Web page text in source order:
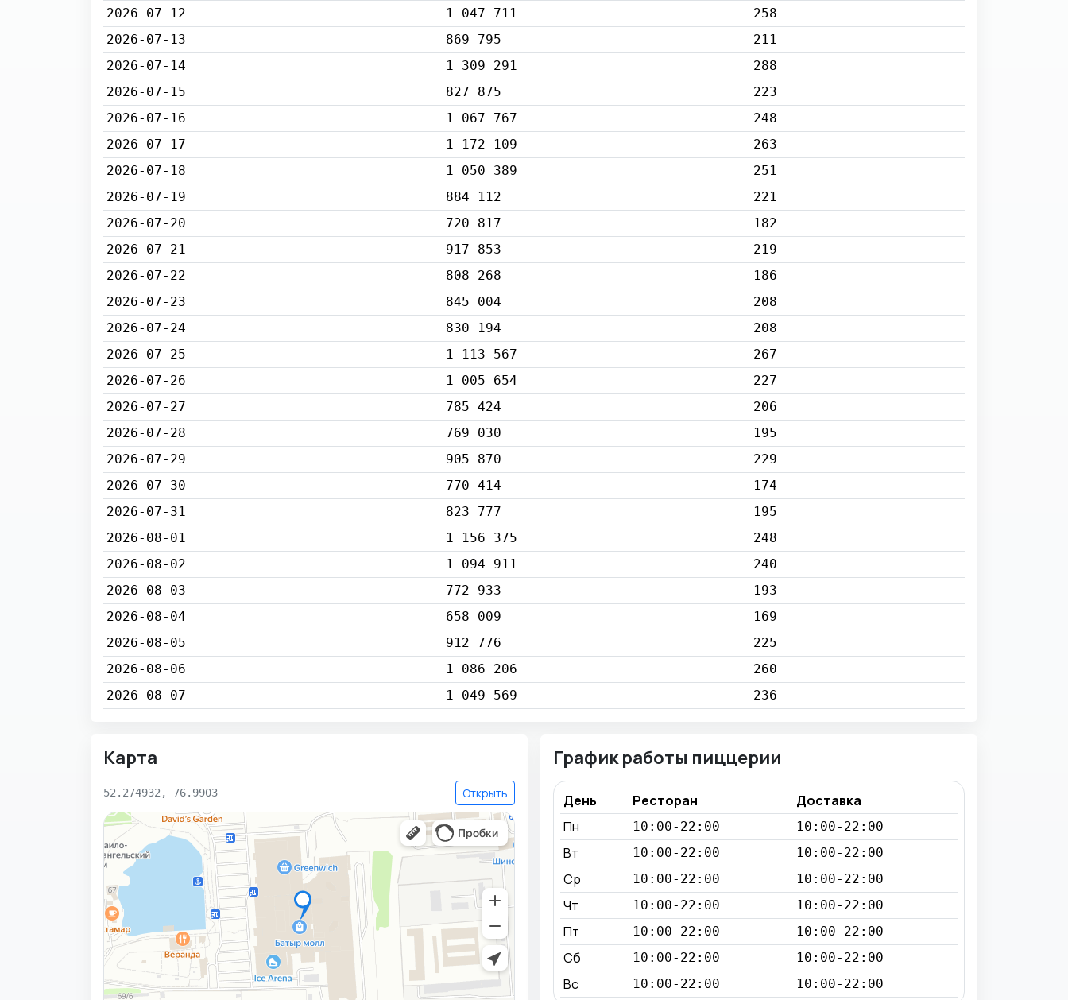
2026-07-12
1 047 711
258
2026-07-13
869 795
211
2026-07-14
1 309 291
288
2026-07-15
827 875
223
2026-07-16
1 067 767
248
2026-07-17
1 172 109
263
2026-07-18
1 050 389
251
2026-07-19
884 112
221
2026-07-20
720 817
182
2026-07-21
917 853
219
2026-07-22
808 268
186
2026-07-23
845 004
208
2026-07-24
830 194
208
2026-07-25
1 113 567
267
2026-07-26
1 005 654
227
2026-07-27
785 424
206
2026-07-28
769 030
195
2026-07-29
905 870
229
2026-07-30
770 414
174
2026-07-31
823 777
195
2026-08-01
1 156 375
248
2026-08-02
1 094 911
240
2026-08-03
772 933
193
2026-08-04
658 009
169
2026-08-05
912 776
225
2026-08-06
1 086 206
260
2026-08-07
1 049 569 236
Карта
52.274932, 76.9903 Открыть
График работы пиццерии
День Ресторан
Доставка
Пн
10:00-22:00 10:00-22:00
Вт 10:00-22:00 10:00-22:00
Ср 10:00-22:00 10:00-22:00
Чт 10:00-22:00 10:00-22:00
Пт 10:00-22:00 10:00-22:00
Сб 10:00-22:00 10:00-22:00
Вс 10:00-22:00 10:00-22:00